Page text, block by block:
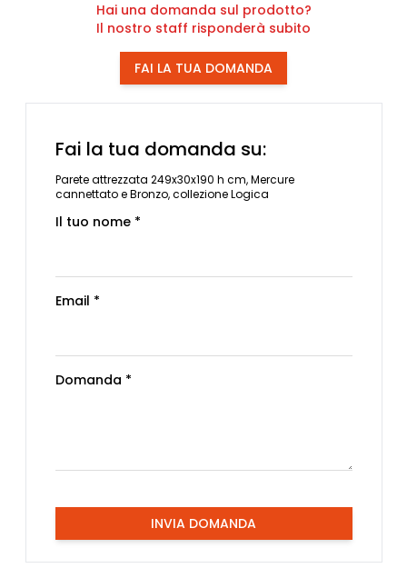
Hai una domanda sul prodotto?
Il nostro staff risponderà subito
FAI LA TUA DOMANDA
Fai la tua domanda su:
Parete attrezzata 249x30x190 h cm, Mercure
cannettato e Bronzo, collezione Logica
Il tuo nome *
Email *
Domanda *
INVIA DOMANDA